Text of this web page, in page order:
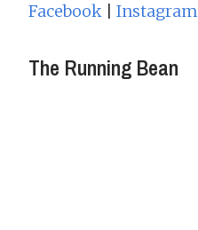
Facebook Instagram
The Running Bean